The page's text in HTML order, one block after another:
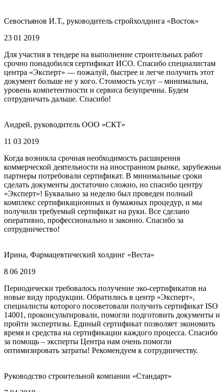
Севостьянов И.Т., руководитель стройхолдинга «Восток»
23 01 2019
Для участия в тендере на выполнение строительных работ
срочно понадобился сертификат ИСО. Спасибо специалистам
центра «Эксперт» — пожалуй, быстрее и легче получить этот
документ больше не у кого. Стоимость услуг – минимальна,
уровень компетентности и сервиса безупречны. Будем
сотрудничать дальше. Спасибо!
Андрей, руководитель ООО «СКТ»
11 03 2019
Когда возникла срочная необходимость расширения
коммерческой деятельности на иностранном рынке,
партнеры потребовали сертификат. В минимальные сроки
сделать документы достаточно сложно, но спасибо центру
«Эксперт»! Буквально за неделю был проведен полный
комплекс сертификационных и бумажных процедур, и мы
получили требуемый сертификат на руки. Все сделано
оперативно, профессионально и законно. Спасибо за
сотрудничество!
Ирина, Фармацевтический холдинг «Веста»
8 06 2019
Периодически требовалось получение эко-сертификатов на
новые виду продукции. Обратились в центр «Эксперт»,
специалисты которого посоветовали получить сертификат ISO
14001, проконсультировали, помогли подготовить документы и
пройти экспертизы. Единый сертификат позволяет экономить
время и средства на сертификации каждого процесса. Спасибо
за помощь – эксперты Центра нам очень помогли
оптимизировать затраты! Рекомендуем к сотрудничеству.
Руководство строительной компании «Стандарт»